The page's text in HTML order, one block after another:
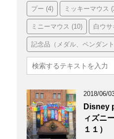
プー (4) ミッキーマウス
ミニーマウス (10) 白ウサ
記念品（メダル、ペンダント
2018/06/
Disney
ィズニ
１１）